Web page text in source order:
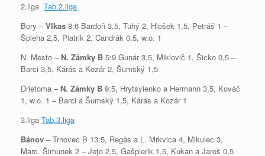
2.liga Tab.2.liga
Bory –Vlkas 8:6 Bardoň 3,5, Tuhý 2, Hlošek 1,5, Petráš 1 –
Špleha 2,5, Piatrik 2, Candrák 0,5, w.o. 1
N. Mesto – N. Zámky B 5:9 Gunár 3,5, Miklovič 1, Šicko 0,5 –
Barci 3,5, Kárás a Kozár 2, Šumský 1,5
Drietoma – N. Zámky B 9:5, Hrytsyienko a Hermann 3,5, Kováč
1, w.o. 1 – Barci a Šumský 1,5, Kárás a Kozár 1
3.liga Tab.3.liga
Bánov – Trnovec B 13:5, Regás a L. Mrkvica 4, Mikulec 3,
Marc. Šimunek 2 – Jeţo 2,5, Gašpierik 1,5, Kukan a Jaroš 0,5